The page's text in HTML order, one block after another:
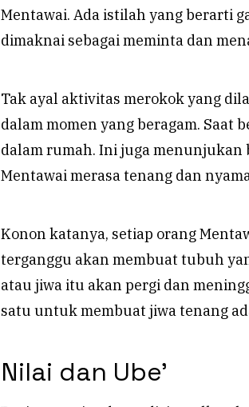
Mentawai. Ada istilah yang berarti
dimaknai sebagai meminta dan
Tak ayal aktivitas merokok yang
dalam momen yang beragam.
dalam rumah. Ini juga menunjukan
Mentawai merasa tenang dan
Konon katanya, setiap orang
terganggu akan membuat tubuh
atau jiwa itu akan pergi dan
satu untuk membuat jiwa tenang
Nilai dan Ube’